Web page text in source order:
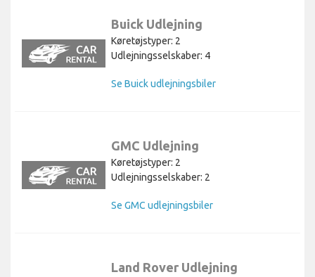
Buick Udlejning
Køretøjstyper: 2
Udlejningsselskaber: 4
Se Buick udlejningsbiler
GMC Udlejning
Køretøjstyper: 2
Udlejningsselskaber: 2
Se GMC udlejningsbiler
Land Rover Udlejning